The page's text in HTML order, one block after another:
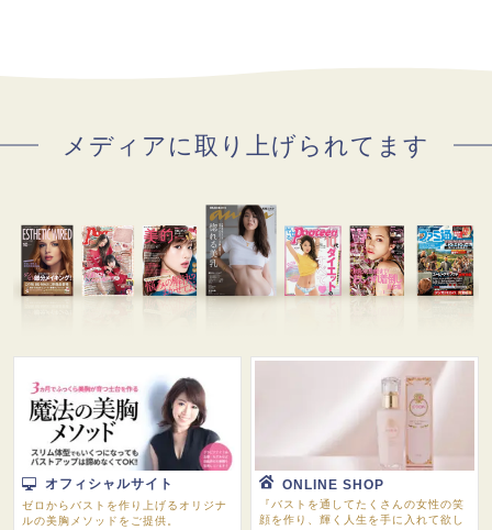
メディアに取り上げられてます
オフィシャルサイト
ゼロからバストを作り上げるオリジナ
ルの美胸メソッドをご提供。
ONLINE SHOP
『バストを通してたくさんの女性の笑
顔を作り、輝く人生を手に入れて欲し